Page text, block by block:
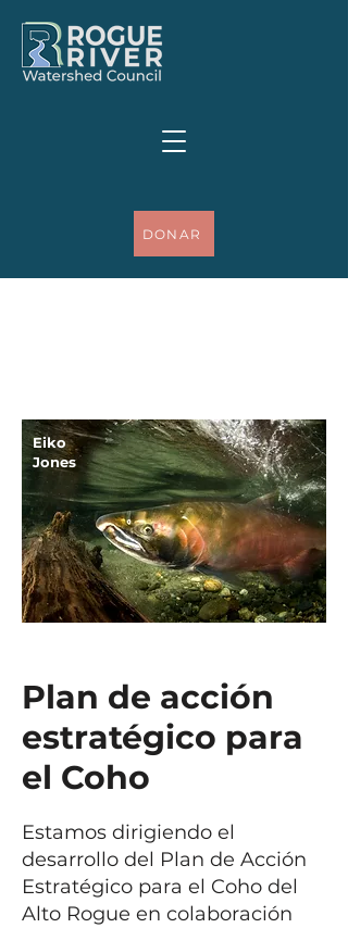
DONAR
Eiko
Jones
Plan de acción
estratégico para
el Coho
Estamos dirigiendo el
desarrollo del Plan de Acción
Estratégico para el Coho del
Alto Rogue en colaboración